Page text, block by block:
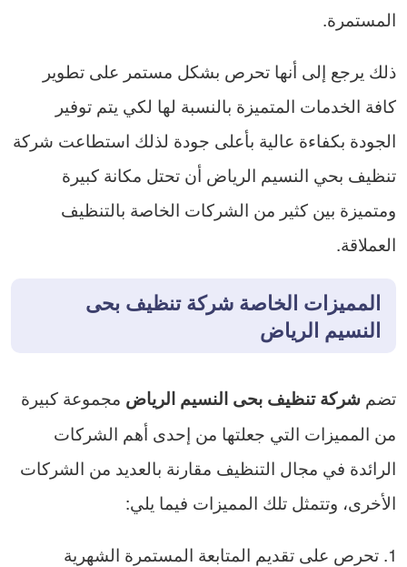
المستمرة.
ذلك يرجع إلى أنها تحرص بشكل مستمر على تطوير
كافة الخدمات المتميزة بالنسبة لها لكي يتم توفير
الجودة بكفاءة عالية بأعلى جودة لذلك استطاعت شركة
تنظيف بحي النسيم الرياض أن تحتل مكانة كبيرة
ومتميزة بين كثير من الشركات الخاصة بالتنظيف
العملاقة.
المميزات الخاصة شركة تنظيف بحى
النسيم الرياض
تضم شركة تنظيف بحى النسيم الرياض مجموعة كبيرة
من المميزات التي جعلتها من إحدى أهم الشركات
الرائدة في مجال التنظيف مقارنة بالعديد من الشركات
الأخرى، وتتمثل تلك المميزات فيما يلي:
تحرص على تقديم المتابعة المستمرة الشهرية